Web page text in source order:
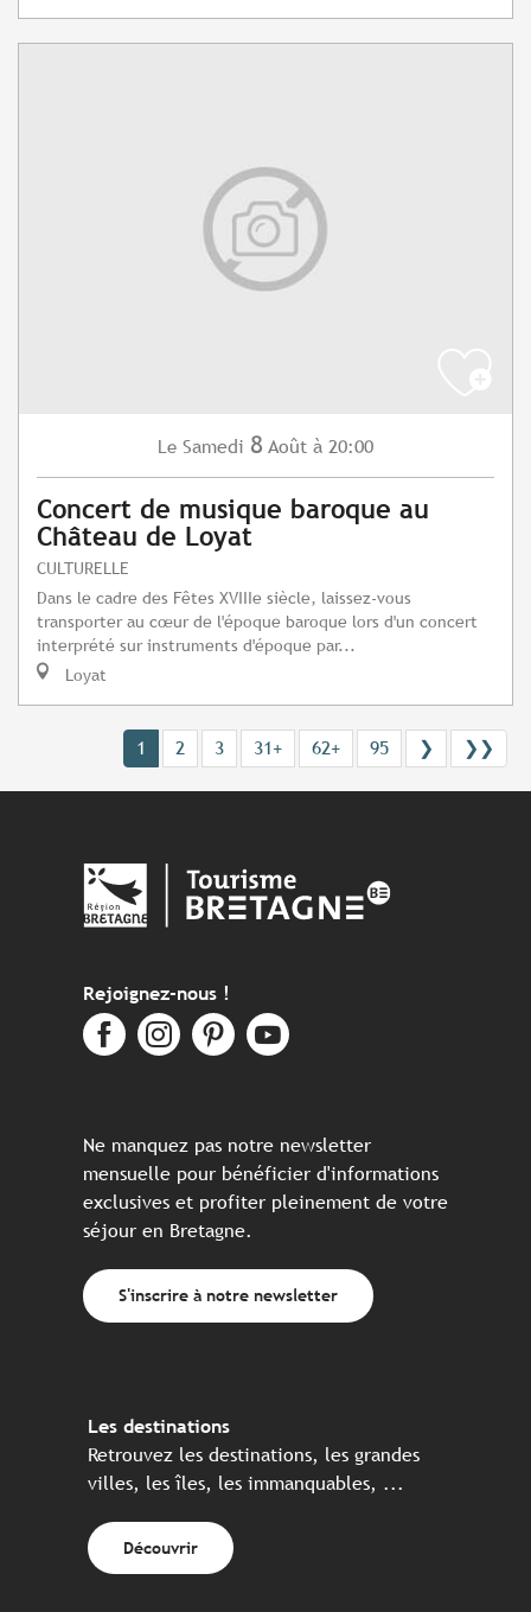
Le Samedi 8 Août à 20:00
Concert de musique baroque au
Château de Loyat
CULTURELLE
Dans le cadre des Fêtes XVIIIe siècle, laissez-vous
transporter au cœur de l'époque baroque lors d'un concert
interprété sur instruments d'époque par...
Loyat
1 2 3 31+ 62+ 95 ❯ ❯❯
Rejoignez-nous !
Ne manquez pas notre newsletter
mensuelle pour bénéficier d'informations
exclusives et profiter pleinement de votre
séjour en Bretagne.
S'inscrire à notre newsletter
Les destinations
Retrouvez les destinations, les grandes
villes, les îles, les immanquables, ...
Découvrir